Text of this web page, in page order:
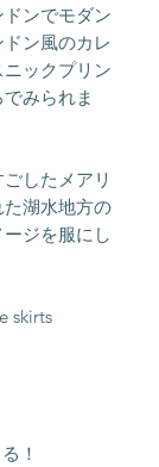
ンでモダン
ン風のカレ
ックプリン
みられま
したメアリ
湖水地方の
ジを服にし
skirts
！